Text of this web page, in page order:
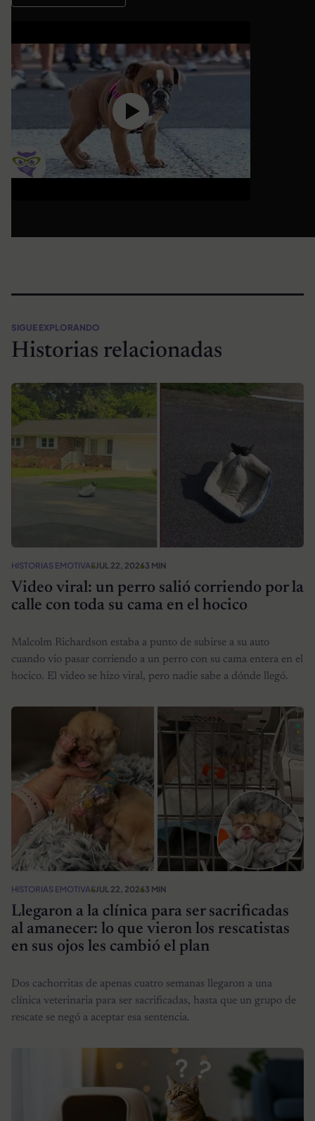
SIGUE EXPLORANDO
Historias relacionadas
HISTORIAS EMOTIVASJUL 22, 20263 MIN
Video viral: un perro salió corriendo por la
calle con toda su cama en el hocico
Malcolm Richardson estaba a punto de subirse a su auto
cuando vio pasar corriendo a un perro con su cama entera en el
hocico. El video se hizo viral, pero nadie sabe a dónde llegó.
HISTORIAS EMOTIVASJUL 22, 20263 MIN
Llegaron a la clínica para ser sacrificadas
al amanecer: lo que vieron los rescatistas
en sus ojos les cambió el plan
Dos cachorritas de apenas cuatro semanas llegaron a una
clínica veterinaria para ser sacrificadas, hasta que un grupo de
rescate se negó a aceptar esa sentencia.